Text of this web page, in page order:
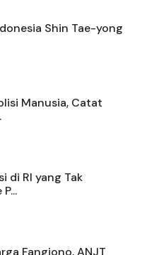
Shin Tae-yong
Manusia, Catat
di RI yang Tak
Fangiono, ANJT